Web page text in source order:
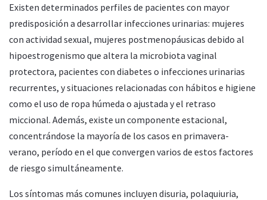
Existen determinados perfiles de pacientes con mayor
predisposición a desarrollar infecciones urinarias: mujeres
con actividad sexual, mujeres postmenopáusicas debido al
hipoestrogenismo que altera la microbiota vaginal
protectora, pacientes con diabetes o infecciones urinarias
recurrentes, y situaciones relacionadas con hábitos e higiene
como el uso de ropa húmeda o ajustada y el retraso
miccional. Además, existe un componente estacional,
concentrándose la mayoría de los casos en primavera-
verano, período en el que convergen varios de estos factores
de riesgo simultáneamente.
Los síntomas más comunes incluyen disuria, polaquiuria,